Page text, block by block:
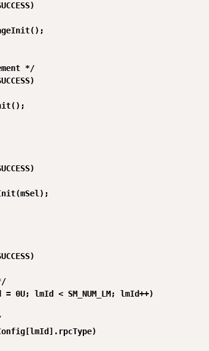
*/
= 0U; lmId < SM_NUM_LM; lmId++)